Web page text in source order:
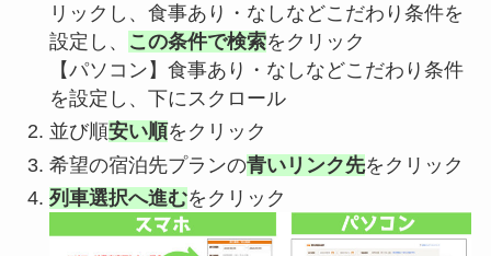
リックし、食事あり・なしなどこだわり条件を
設定し、
この条件で検索をクリック
【パソコン】食事あり・なしなどこだわり条件
を設定し、下にスクロール
並び順安い順をクリック
希望の宿泊先プランの青いリンク先をクリック
列車選択へ進むをクリック